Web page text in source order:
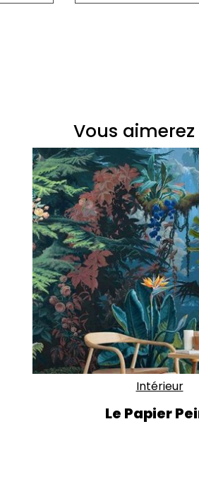
Vous
Intérieur
Le Papier